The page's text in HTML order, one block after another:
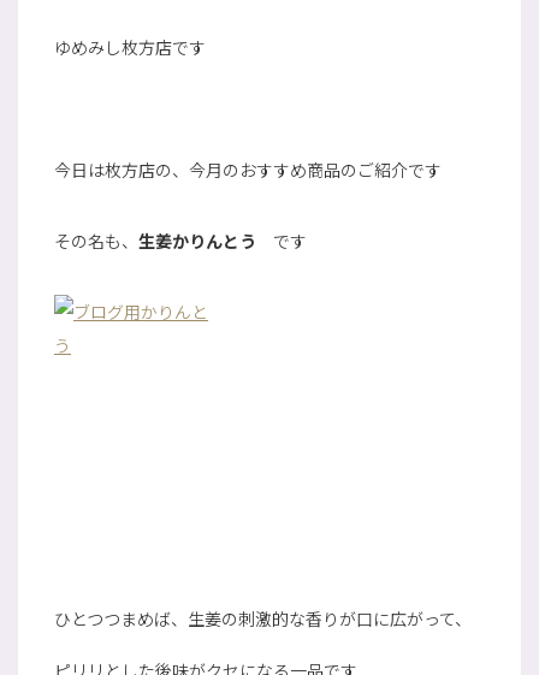
ゆめみし枚方店です
今日は枚方店の、今月のおすすめ商品のご紹介です
その名も、 生姜かりんとう です
ひとつつまめば、生姜の刺激的な香りが口に広がって、
ピリリとした後味がクセになる一品です